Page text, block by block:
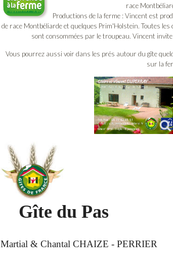
race
Productions de la ferme : Vincent est
de race Montbéliarde et quelques Prim'Holstein. Toutes
sont consommées par le troupeau. Vincent
Vous pourrez aussi voir dans les prés autour du gîte
sur la
Gîte du Pas
Martial & Chantal CHAIZE - PERRIER